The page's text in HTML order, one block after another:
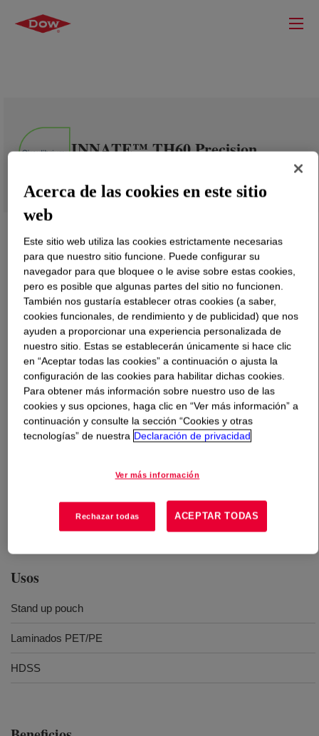
INNATE™ TH60 Precision
Qué esINNATE™ TH60 Precision Packaging Resin
condiciones de abuso, con buena procesabilidad.
suficientemente versátil como para satisfacer las
necesidades de aplicaciones exigentes.
Usos
Stand up pouch
Laminados PET/PE
HDSS
Acerca de las cookies en este sitio
web
Este sitio web utiliza las cookies estrictamente necesarias
para que nuestro sitio funcione. Puede configurar su
navegador para que bloquee o le avise sobre estas cookies,
pero es posible que algunas partes del sitio no funcionen.
También nos gustaría establecer otras cookies (a saber,
cookies funcionales, de rendimiento y de publicidad) que nos
ayuden a proporcionar una experiencia personalizada de
nuestro sitio. Estas se establecerán únicamente si hace clic
en “Aceptar todas las cookies” a continuación o ajusta la
configuración de las cookies para habilitar dichas cookies.
Para obtener más información sobre nuestro uso de las
cookies y sus opciones, haga clic en “Ver más información” a
continuación y consulte la sección “Cookies y otras
tecnologías” de nuestra Declaración de privacidad
Ver más información
Rechazar todas ACEPTAR TODAS